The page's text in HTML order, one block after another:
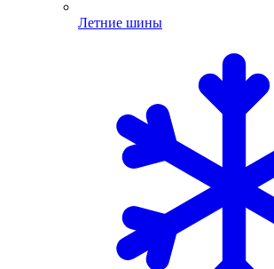
Летние шины